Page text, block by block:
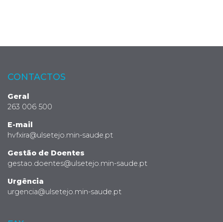
CONTACTOS
Geral
263 006 500
E-mail
hvfxira@ulsetejo.min-saude.pt
Gestão de Doentes
gestao.doentes@ulsetejo.min-saude.pt
Urgência
urgencia@ulsetejo.min-saude.pt